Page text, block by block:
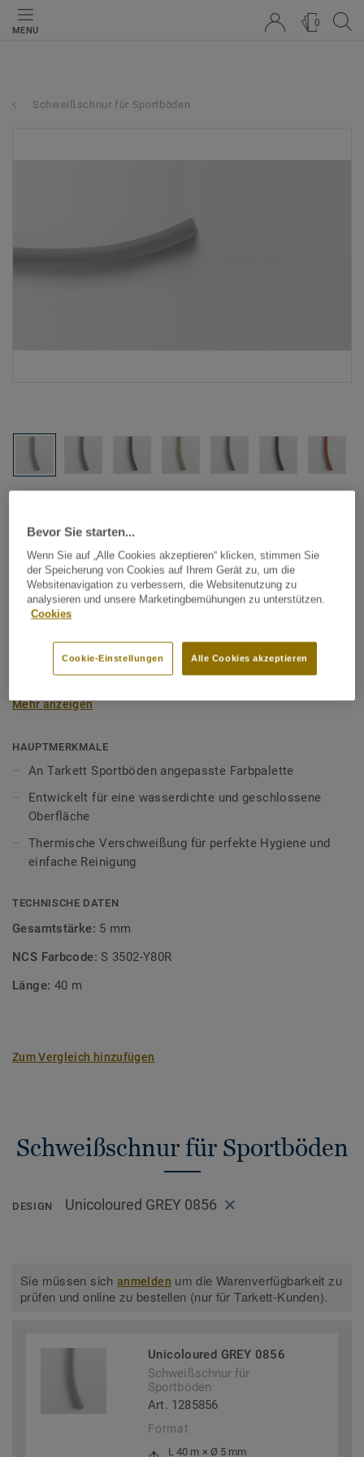
MENU
0
Schweißschnur für Sportböden
Schweißschnur für Sportböden
- Unicoloured GREY 0856
gesamten Nutzung des Bodens unterstützen. Die Sicherheit
des Spielers beginnt mit einer optimalen Verlegung und
Verschweißung zweier Bodenbelagsbahnen. Unser
Sportböden angepasst. Eine thermische Verschweißung
sorgt für eine wasserdichte und geschlossene Oberfläche,
Grundlage für perfekte Hygiene und einfache Reinigung.
Mehr anzeigen
HAUPTMERKMALE
An Tarkett Sportböden angepasste Farbpalette
Entwickelt für eine wasserdichte und geschlossene
Oberfläche
Thermische Verschweißung für perfekte Hygiene und
einfache Reinigung
TECHNISCHE DATEN
Gesamtstärke: 5 mm
NCS Farbcode:S 3502-Y80R
Länge: 40 m
Zum Vergleich hinzufügen
Schweißschnur für Sportböden
DESIGN Unicoloured GREY 0856
Sie müssen sichanmelden um die Warenverfügbarkeit zu
prüfen und online zu bestellen (nur für Tarkett-Kunden).
Unicoloured GREY 0856
Schweißschnur für
Sportböden
Art. 1285856
Format
L 40 m × Ø 5 mm
Bevor Sie starten...
Wenn Sie auf „Alle Cookies akzeptieren“ klicken, stimmen Sie
der Speicherung von Cookies auf Ihrem Gerät zu, um die
Websitenavigation zu verbessern, die Websitenutzung zu
analysieren und unsere Marketingbemühungen zu unterstützen.
Cookies
Alle Cookies akzeptieren
Cookie-Einstellungen